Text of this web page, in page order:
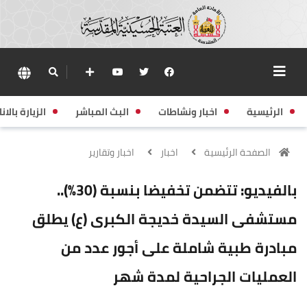
الرئيسية اخبار ونشاطات البث المباشر الزيارة
الصفحة الرئيسية اخبار اخبار وتقارير
بالفيديو: تتضمن تخفيضا بنسبة (30%)..
مستشفى السيدة خديجة الكبرى (ع) يطلق
مبادرة طبية شاملة على أجور عدد من
العمليات الجراحية لمدة شهر